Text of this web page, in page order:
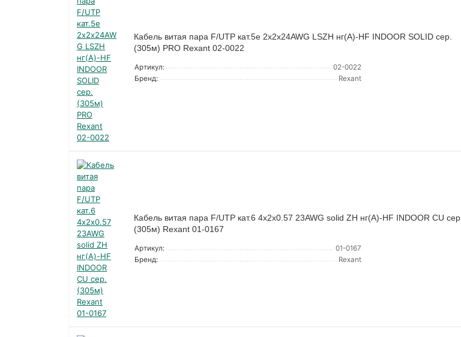
Кабель витая пара F/UTP кат.5e 2х2х24AWG LSZH нг(А)-HF INDOOR SOLID сер.
(305м) PRO Rexant 02-0022
Артикул:
02-0022
Бренд:
Rexant
Кабель витая пара F/UTP кат.6 4х2х0.57 23AWG solid ZH нг(А)-HF INDOOR CU сер.
(305м) Rexant 01-0167
Артикул:
01-0167
Бренд:
Rexant